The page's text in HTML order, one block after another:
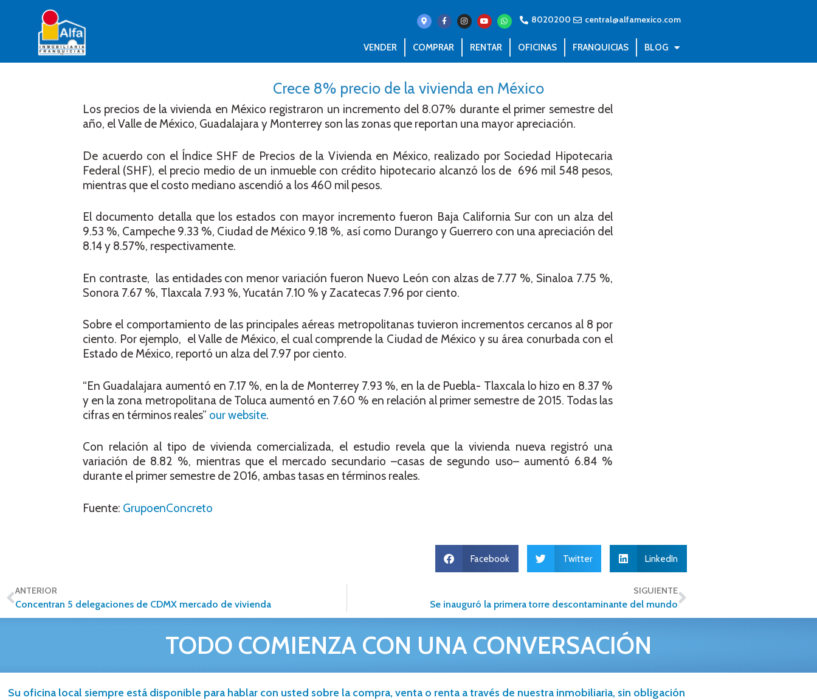
8020200 central@alfamexico.com
VENDER COMPRAR RENTAR OFICINAS FRANQUICIAS BLOG
Crece 8% precio de la vivienda en México
Los precios de la vivienda en México registraron un incremento del 8.07% durante el primer semestre del
año, el Valle de México, Guadalajara y Monterrey son las zonas que reportan una mayor apreciación.
De acuerdo con el Índice SHF de Precios de la Vivienda en México, realizado por Sociedad Hipotecaria
Federal (SHF), el precio medio de un inmueble con crédito hipotecario alcanzó los de 696 mil 548 pesos,
mientras que el costo mediano ascendió a los 460 mil pesos.
El documento detalla que los estados con mayor incremento fueron Baja California Sur con un alza del
9.53 %, Campeche 9.33 %, Ciudad de México 9.18 %, así como Durango y Guerrero con una apreciación del
8.14 y 8.57%, respectivamente.
En contraste, las entidades con menor variación fueron Nuevo León con alzas de 7.77 %, Sinaloa 7.75 %,
Sonora 7.67 %, Tlaxcala 7.93 %, Yucatán 7.10 % y Zacatecas 7.96 por ciento.
Sobre el comportamiento de las principales aéreas metropolitanas tuvieron incrementos cercanos al 8 por
ciento. Por ejemplo, el Valle de México, el cual comprende la Ciudad de México y su área conurbada con el
Estado de México, reportó un alza del 7.97 por ciento.
“En Guadalajara aumentó en 7.17 %, en la de Monterrey 7.93 %, en la de Puebla- Tlaxcala lo hizo en 8.37 %
y en la zona metropolitana de Toluca aumentó en 7.60 % en relación al primer semestre de 2015. Todas las
cifras en términos reales” our website.
Con relación al tipo de vivienda comercializada, el estudio revela que la vivienda nueva registró una
variación de 8.82 %, mientras que el mercado secundario –casas de segundo uso– aumentó 6.84 %
durante el primer semestre de 2016, ambas tasas en términos reales.
Fuente: GrupoenConcreto
Facebook Twitter LinkedIn
ANTERIOR
Concentran 5 delegaciones de CDMX mercado de vivienda
SIGUIENTE
Se inauguró la primera torre descontaminante del mundo
TODO COMIENZA CON UNA CONVERSACIÓN
Su oficina local siempre está disponible para hablar con usted sobre la compra, venta o renta a través de nuestra inmobiliaria, sin obligación